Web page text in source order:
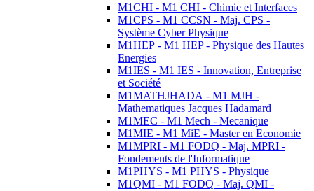
M1CHI - M1 CHI - Chimie et Interfaces
M1CPS - M1 CCSN - Maj. CPS -
Système Cyber Physique
M1HEP - M1 HEP - Physique des Hautes
Energies
M1IES - M1 IES - Innovation, Entreprise
et Société
M1MATHJHADA - M1 MJH -
Mathematiques Jacques Hadamard
M1MEC - M1 Mech - Mecanique
M1MIE - M1 MiE - Master en Economie
M1MPRI - M1 FODQ - Maj. MPRI -
Fondements de l'Informatique
M1PHYS - M1 PHYS - Physique
M1QMI - M1 FODQ - Maj. QMI -